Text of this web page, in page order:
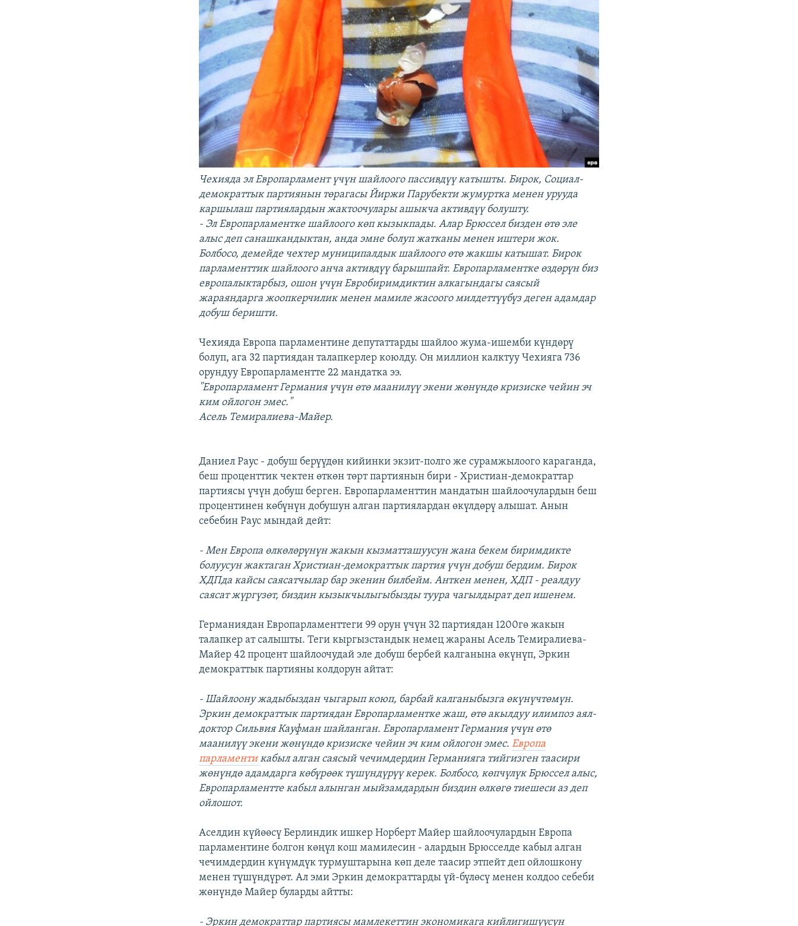
Чехияда эл Европарламент үчүн шайлоого пассивдүү катышты. Бирок, Социал-
демократтык партиянын төрагасы Йиржи Парубекти жумуртка менен урууда
каршылаш партиялардын жактоочулары ашыкча активдүү болушту.
- Эл Европарламентке шайлоого көп кызыкпады. Алар Брюссел бизден өтө эле
алыс деп санашкандыктан, анда эмне болуп жатканы менен иштери жок.
Болбосо, демейде чехтер муниципалдык шайлоого өтө жакшы катышат. Бирок
парламенттик шайлоого анча активдүү барышпайт. Европарламентке өздөрүн биз
европалыктарбыз, ошон үчүн Евробиримдиктин алкагындагы саясый
жараяндарга жоопкерчилик менен мамиле жасоого милдеттүүбүз деген адамдар
добуш беришти.
Чехияда Европа парламентине депутаттарды шайлоо жума-ишемби күндөрү
болуп, ага 32 партиядан талапкерлер коюлду. Он миллион калктуу Чехияга 736
орундуу Европарламентте 22 мандатка ээ.
"Европарламент Германия үчүн өтө маанилүү экени жөнүндө кризиске чейин эч
ким ойлогон эмес."
Асель Темиралиева-Майер.
Даниел Раус - добуш берүүдөн кийинки экзит-полго же сурамжылоого караганда,
беш проценттик чектен өткөн төрт партиянын бири - Христиан-демократтар
партиясы үчүн добуш берген. Европарламенттин мандатын шайлоочулардын беш
процентинен көбүнүн добушун алган партиялардан өкүлдөрү алышат. Анын
себебин Раус мындай дейт:
- Мен Европа өлкөлөрүнүн жакын кызматташуусун жана бекем биримдикте
болуусун жактаган Христиан-демократтык партия үчүн добуш бердим. Бирок
ХДПда кайсы саясатчылар бар экенин билбейм. Анткен менен, ХДП - реалдуу
саясат жүргүзөт, биздин кызыкчылыгыбызды туура чагылдырат деп ишенем.
Германиядан Европарламенттеги 99 орун үчүн 32 партиядан 1200гө жакын
талапкер ат салышты. Теги кыргызстандык немец жараны Асель Темиралиева-
Майер 42 процент шайлоочудай эле добуш бербей калганына өкүнүп, Эркин
демократтык партияны колдорун айтат:
- Шайлоону жадыбыздан чыгарып коюп, барбай калганыбызга өкүнүчтөмүн.
Эркин демократтык партиядан Европарламентке жаш, өтө акылдуу илимпоз аял-
доктор Сильвия Кауфман шайланган. Европарламент Германия үчүн өтө
маанилүү экени жөнүндө кризиске чейин эч ким ойлогон эмес.Европа
парламентикабыл алган саясый чечимдердин Германияга тийгизген таасири
жөнүндө адамдарга көбүрөөк түшүндүрүү керек. Болбосо, көпчүлүк Брюссел алыс,
Европарламентте кабыл алынган мыйзамдардын биздин өлкөгө тиешеси аз деп
ойлошот.
Аселдин күйөөсү Берлиндик ишкер Норберт Майер шайлоочулардын Европа
парламентине болгон көңүл кош мамилесин - алардын Брюсселде кабыл алган
чечимдердин күнүмдүк турмуштарына көп деле таасир этпейт деп ойлошкону
менен түшүндүрөт. Ал эми Эркин демократтарды үй-бүлөсү менен колдоо себеби
жөнүндө Майер буларды айтты:
- Эркин демократтар партиясы мамлекеттин экономикага кийлигишүүсүн